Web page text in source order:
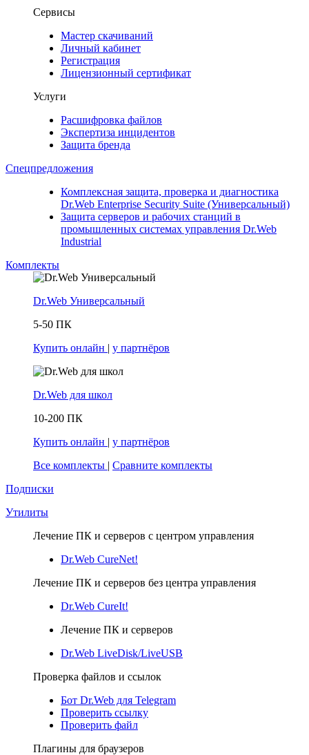
Сервисы
Мастер скачиваний
Личный кабинет
Регистрация
Лицензионный сертификат
Услуги
Расшифровка файлов
Экспертиза инцидентов
Защита бренда
Спецпредложения
Комплексная защита, проверка и диагностика
Dr.Web Enterprise Security Suite (Универсальный)
Защита серверов и рабочих станций в
промышленных системах управления Dr.Web
Industrial
Комплекты
Dr.Web Универсальный
5-50 ПК
Купить онлайн | у партнёров
Dr.Web для школ
10-200 ПК
Купить онлайн | у партнёров
Все комплекты | Сравните комплекты
Подписки
Утилиты
Лечение ПК и серверов с центром управления
Dr.Web CureNet!
Лечение ПК и серверов без центра управления
Dr.Web CureIt!
Лечение ПК и серверов
Dr.Web LiveDisk/LiveUSB
Проверка файлов и ссылок
Бот Dr.Web для Telegram
Проверить ссылку
Проверить файл
Плагины для браузеров